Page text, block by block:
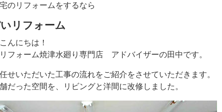
のリフォームをするなら
リフォーム
んにちは！
フォーム焼津水廻り専門店 アドバイザーの田中です。
せいただいた工事の流れをご紹介をさせていただきます。
だった空間を、リビングと洋間に改修しました。